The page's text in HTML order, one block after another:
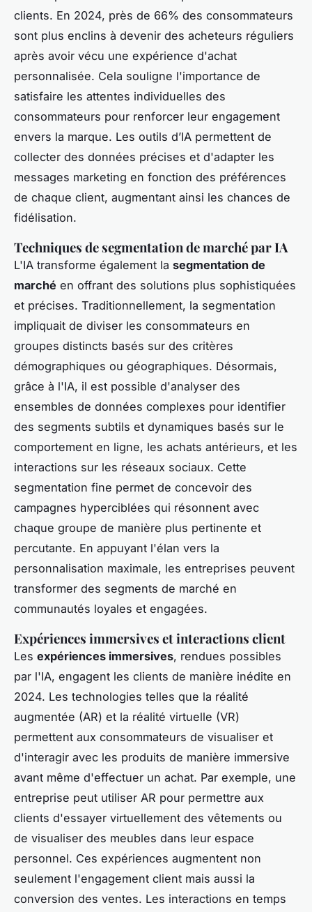
clients. En 2024, près de 66% des consommateurs
sont plus enclins à devenir des acheteurs réguliers
après avoir vécu une expérience d'achat
personnalisée. Cela souligne l'importance de
satisfaire les attentes individuelles des
consommateurs pour renforcer leur engagement
envers la marque. Les outils d’IA permettent de
collecter des données précises et d'adapter les
messages marketing en fonction des préférences
de chaque client, augmentant ainsi les chances de
fidélisation.
Techniques de segmentation de marché par IA
L'IA transforme également la segmentation de
marché en offrant des solutions plus sophistiquées
et précises. Traditionnellement, la segmentation
impliquait de diviser les consommateurs en
groupes distincts basés sur des critères
démographiques ou géographiques. Désormais,
grâce à l'IA, il est possible d'analyser des
ensembles de données complexes pour identifier
des segments subtils et dynamiques basés sur le
comportement en ligne, les achats antérieurs, et les
interactions sur les réseaux sociaux. Cette
segmentation fine permet de concevoir des
campagnes hyperciblées qui résonnent avec
chaque groupe de manière plus pertinente et
percutante. En appuyant l'élan vers la
personnalisation maximale, les entreprises peuvent
transformer des segments de marché en
communautés loyales et engagées.
Expériences immersives et interactions client
Les expériences immersives, rendues possibles
par l'IA, engagent les clients de manière inédite en
2024. Les technologies telles que la réalité
augmentée (AR) et la réalité virtuelle (VR)
permettent aux consommateurs de visualiser et
d'interagir avec les produits de manière immersive
avant même d'effectuer un achat. Par exemple, une
entreprise peut utiliser AR pour permettre aux
clients d'essayer virtuellement des vêtements ou
de visualiser des meubles dans leur espace
personnel. Ces expériences augmentent non
seulement l'engagement client mais aussi la
conversion des ventes. Les interactions en temps